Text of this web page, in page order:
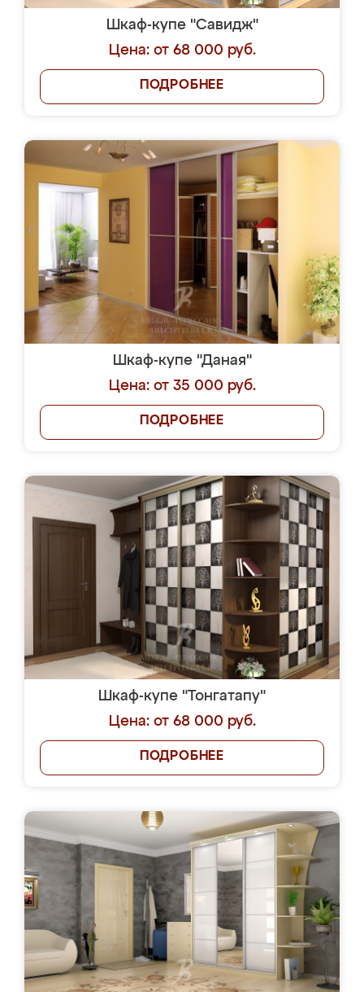
Шкаф-купе "Савидж"
Цена: от 68 000 руб.
ПОДРОБНЕЕ
Шкаф-купе "Даная"
Цена: от 35 000 руб.
ПОДРОБНЕЕ
Шкаф-купе "Тонгатапу"
Цена: от 68 000 руб.
ПОДРОБНЕЕ